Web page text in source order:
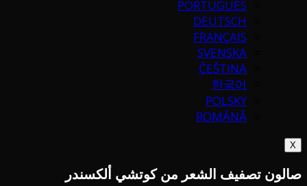
PORTUGUÉS
DEUTSCH
FRANÇAIS
SVENSKA
ČEŠTINA
한국어
POLSKY
ROMÂNĂ
X
صالون تصفيف الشعر من كوتشي ألكسندر